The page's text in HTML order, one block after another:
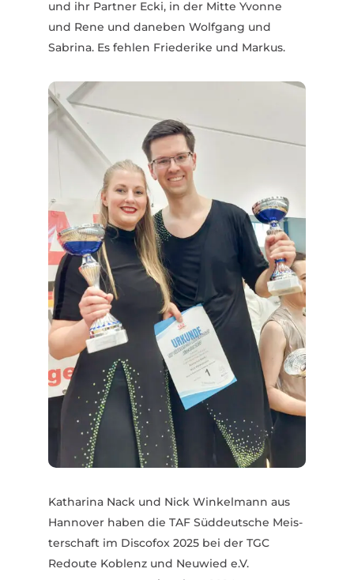
und ihr Partner Ecki, in der Mitte Yvonne
und Rene und daneben Wolfgang und
Sabrina. Es fehlen Frie­derike und Markus.
Katharina Nack und Nick Winkelmann aus
Hannover haben die TAF Süddeutsche Meis­
ter­schaft im Discofox 2025 bei der TGC
Redoute Koblenz und Neuwied e.V.